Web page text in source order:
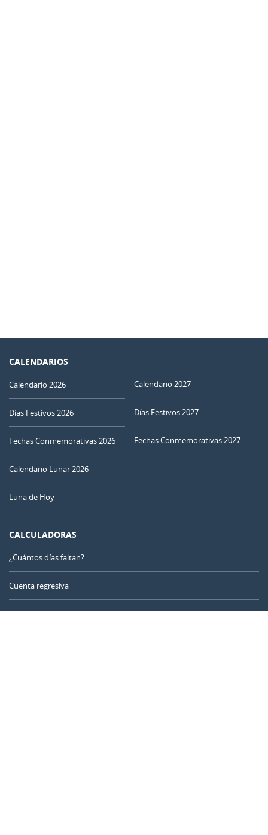
CALENDARIOS
Calendario 2026
Días Festivos 2026
Fechas Conmemorativas 2026
Calendario Lunar 2026
Luna de Hoy
Calendario 2027
Días Festivos 2027
Fechas Conmemorativas 2027
CALCULADORAS
¿Cuántos días faltan?
Cuenta regresiva
Contador de días